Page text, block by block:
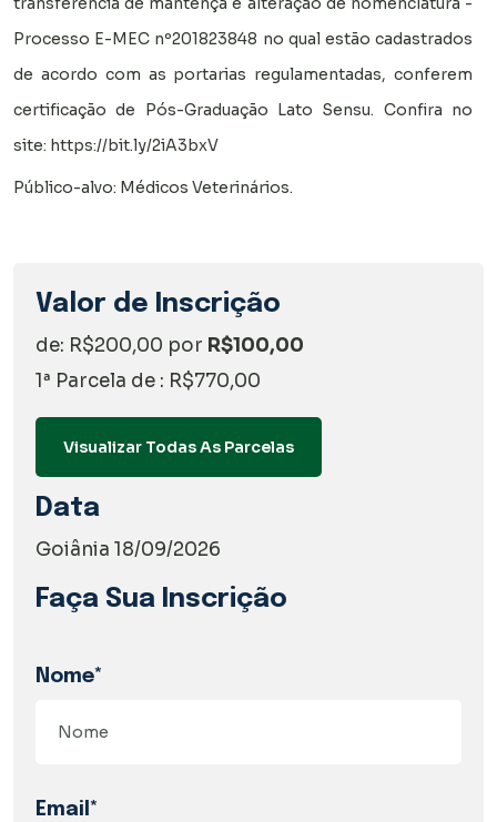
Processo E-MEC nº201823848 no qual estão cadastrados
de acordo com as portarias regulamentadas, conferem
certificação de Pós-Graduação Lato Sensu. Confira no
site: https://bit.ly/2iA3bxV
Público-alvo: Médicos Veterinários.
Valor de Inscrição
de: R$200,00 por R$100,00
1ª Parcela de : R$770,00
Visualizar Todas As Parcelas
Data
Goiânia 18/09/2026
Faça Sua Inscrição
Nome*
Email*